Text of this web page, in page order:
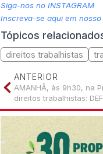
Siga-nos no INSTAGRAM
Inscreva-se aqui em nosso
Tópicos
direitos trabalhistas
ANTERIOR
AMANHÃ, às 9h30, na
direitos trabalhistas: